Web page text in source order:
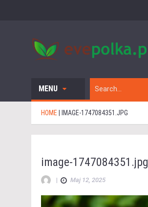
MENU
HOME | IMAGE-1747084351.JPG
image-1747084351.jpg
| Maj 12, 2025